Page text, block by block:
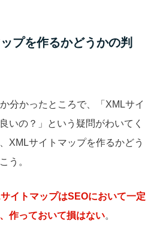
プを作るかどうかの判
分かったところで、「XMLサイ
いの？」という疑問がわいてく
XMLサイトマップを作るかどう
う。
イトマップはSEOにおいて一定
作っておいて損はない。